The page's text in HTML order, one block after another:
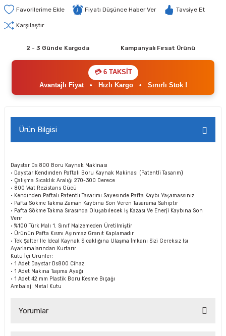
Fiyatı Düşünce Haber Ver Tavsiye Et
Karşılaştır
2 - 3 Günde Kargoda Kampanyalı Fırsat Ürünü
💳 6 TAKSİT
Avantajlı Fiyat• Hızlı Kargo• Sınırlı Stok !
Ürün Bilgisi
Daystar Ds 800 Boru Kaynak Makinası
· Daystar Kendınden Paftalı Boru Kaynak Makinası (Patentli Tasarım)
· Çalışma Sıcaklık Aralığı 270-300 Derece
· 800 Wat Rezistans Gücü
· Kendınden Paftalı Patentlı Tasarımı Sayesınde Pafta Kaybı Yaşamassınız
· Pafta Sökme Takma Zaman Kaybına Son Veren Tasarama Sahıptır
· Pafta Sökme Takma Sırasında Oluşabılecek İş Kazası Ve Enerji Kaybına Son
Verır
· %100 Türk Malı 1. Sınıf Malzemeden Üretilmiştir
· Ürünün Pafta Kısmı Aşınmaz Granıt Kaplamadır
· Tek Şalter Ile Ideal Kaynak Sıcaklığına Ulaşma İmkanı Sizi Gereksız Isı
Ayarlamalarından Kurtarır
Kutu İçi Ürünler:
· 1 Adet Daystar Ds800 Cihaz
· 1 Adet Makına Taşıma Ayağı
· 1 Adet 42 mm Plastik Boru Kesme Bıçağı
Ambalaj: Metal Kutu
Yorumlar